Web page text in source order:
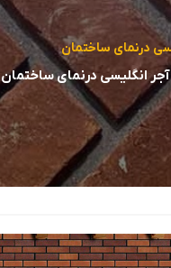
درنمای ساختمان
انگلیسی درنمای ساختمان